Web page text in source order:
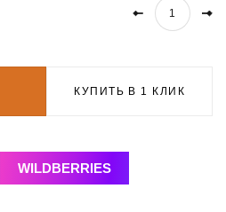
КУПИТЬ В 1 КЛИК
WILDBERRIES